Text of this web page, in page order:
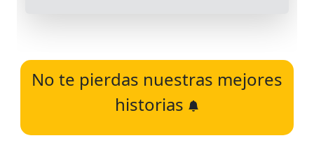
No te pierdas nuestras mejores
historias